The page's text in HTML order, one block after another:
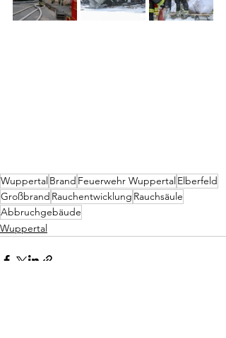
WuppertalBrand Feuerwehr WuppertalElberfeld
Großbrand Rauchentwicklung Rauchsäule
Abbruchgebäude
Wuppertal